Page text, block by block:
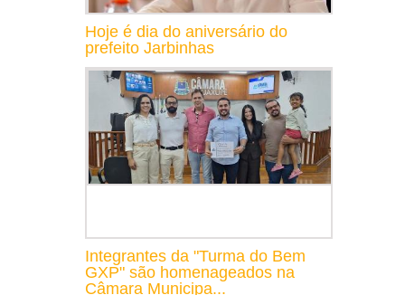
Hoje é dia do aniversário do
prefeito Jarbinhas
Integrantes da "Turma do Bem
GXP" são homenageados na
Câmara Municipa...